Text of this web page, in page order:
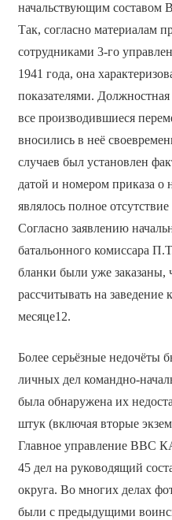
начальствующим
Так, согласно материалам
сотрудниками 3-го
1941 года, она
показателями. Должностная
все производившиеся
вносились в неё
случаев был установлен
датой и номером приказа о
являлось полное
Согласно заявлению
батальонного комиссара
бланки были уже заказаны,
рассчитывать на
месяце12.
Более серьёзные недочёты
личных дел командно-
была обнаружена их
штук (включая вторые
Главное управление ВВС
45 дел на руководящий
округа. Во многих делах
были с предыдущими